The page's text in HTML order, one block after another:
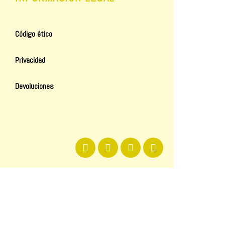
Código ético
Privacidad
Devoluciones